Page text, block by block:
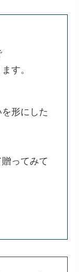
す。
形にした
ってみて